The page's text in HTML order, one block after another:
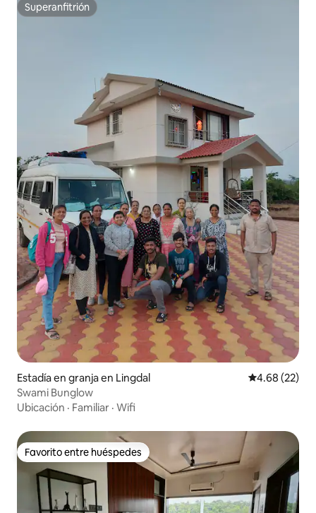
Superanfitrión
Superanfitrión
Estadía en granja en Lingdal Calificación
4.68 (22)
Swami Bunglow
Ubicación · Familiar · Wifi
Favorito entre huéspedes
Favorito entre huéspedes